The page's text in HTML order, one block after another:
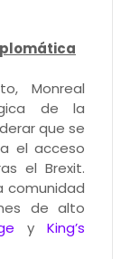
Monreal
de la
que se
el acceso
el Brexit.
comunidad
de alto
yKing’s